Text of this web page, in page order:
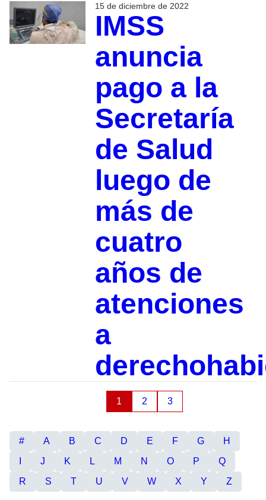
15 de diciembre de 2022
IMSS
anuncia
pago a la
Secretaría
de Salud
luego de
más de
cuatro
años de
atenciones
a
1 2 3
# A B C D E F G
H
J K L M N O P
Q
R
S T U V W X Y Z